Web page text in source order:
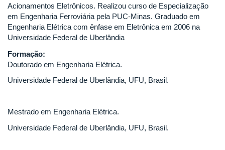
Acionamentos Eletrônicos. Realizou curso de Especialização
em Engenharia Ferroviária pela PUC-Minas. Graduado em
Engenharia Elétrica com ênfase em Eletrônica em 2006 na
Universidade Federal de Uberlândia
Formação:
Doutorado em Engenharia Elétrica.
Universidade Federal de Uberlândia, UFU, Brasil.
Mestrado em Engenharia Elétrica.
Universidade Federal de Uberlândia, UFU, Brasil.